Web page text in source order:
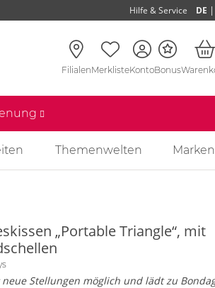
Hilfe & Service DE |
FilialenMerklisteKontoBonus
Themenwelten Marken
„Portable Triangle“, mit
Stellungen möglich und lädt zu